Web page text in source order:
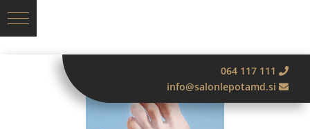
064 117 111
info@salonlepotamd.si